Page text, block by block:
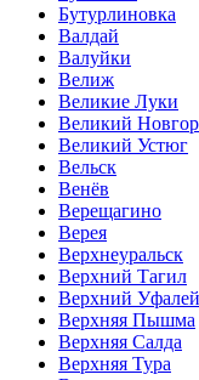
Бутурлиновка
Валдай
Валуйки
Велиж
Великие Луки
Великий
Великий Устюг
Вельск
Венёв
Верещагино
Верея
Верхнеуральск
Верхний Тагил
Верхний Уфалей
Верхняя Пышма
Верхняя Салда
Верхняя Тура